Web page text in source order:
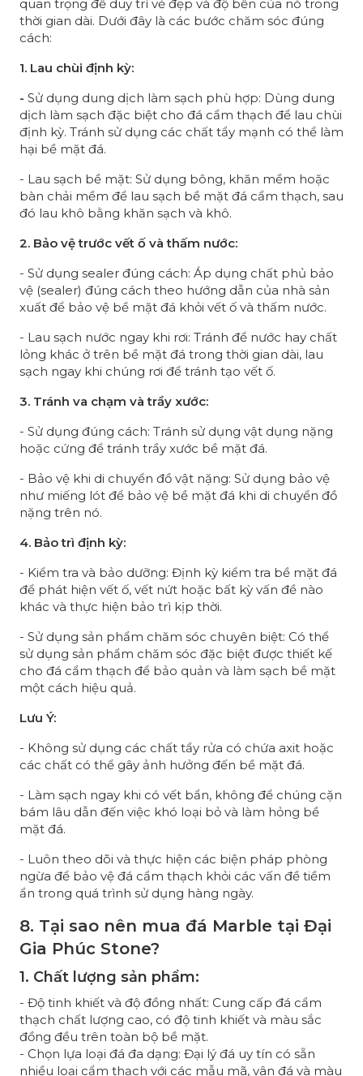
quan trọng để duy trì vẻ đẹp và độ bền của nó trong
thời gian dài. Dưới đây là các bước chăm sóc đúng
cách:
1. Lau chùi định kỳ:
- Sử dụng dung dịch làm sạch phù hợp: Dùng dung
dịch làm sạch đặc biệt cho đá cẩm thạch để lau chùi
định kỳ. Tránh sử dụng các chất tẩy mạnh có thể làm
hại bề mặt đá.
- Lau sạch bề mặt: Sử dụng bông, khăn mềm hoặc
bàn chải mềm để lau sạch bề mặt đá cẩm thạch, sau
đó lau khô bằng khăn sạch và khô.
2. Bảo vệ trước vết ố và thấm nước:
- Sử dụng sealer đúng cách: Áp dụng chất phủ bảo
vệ (sealer) đúng cách theo hướng dẫn của nhà sản
xuất để bảo vệ bề mặt đá khỏi vết ố và thấm nước.
- Lau sạch nước ngay khi rơi: Tránh để nước hay chất
lỏng khác ở trên bề mặt đá trong thời gian dài, lau
sạch ngay khi chúng rơi để tránh tạo vết ố.
3. Tránh va chạm và trầy xước:
- Sử dụng đúng cách: Tránh sử dụng vật dụng nặng
hoặc cứng để tránh trầy xước bề mặt đá.
- Bảo vệ khi di chuyển đồ vật nặng: Sử dụng bảo vệ
như miếng lót để bảo vệ bề mặt đá khi di chuyển đồ
nặng trên nó.
4. Bảo trì định kỳ:
- Kiểm tra và bảo dưỡng: Định kỳ kiểm tra bề mặt đá
để phát hiện vết ố, vết nứt hoặc bất kỳ vấn đề nào
khác và thực hiện bảo trì kịp thời.
- Sử dụng sản phẩm chăm sóc chuyên biệt: Có thể
sử dụng sản phẩm chăm sóc đặc biệt được thiết kế
cho đá cẩm thạch để bảo quản và làm sạch bề mặt
một cách hiệu quả.
Lưu Ý:
- Không sử dụng các chất tẩy rửa có chứa axit hoặc
các chất có thể gây ảnh hưởng đến bề mặt đá.
- Làm sạch ngay khi có vết bẩn, không để chúng cặn
bám lâu dẫn đến việc khó loại bỏ và làm hỏng bề
mặt đá.
- Luôn theo dõi và thực hiện các biện pháp phòng
ngừa để bảo vệ đá cẩm thạch khỏi các vấn đề tiềm
ẩn trong quá trình sử dụng hàng ngày.
8. Tại sao nên mua đá Marble tại Đại
Gia Phúc Stone?
1. Chất lượng sản phẩm:
- Độ tinh khiết và độ đồng nhất: Cung cấp đá cẩm
thạch chất lượng cao, có độ tinh khiết và màu sắc
đồng đều trên toàn bộ bề mặt.
- Chọn lựa loại đá đa dạng: Đại lý đá uy tín có sẵn
nhiều loại cẩm thạch với các mẫu mã, vân đá và màu